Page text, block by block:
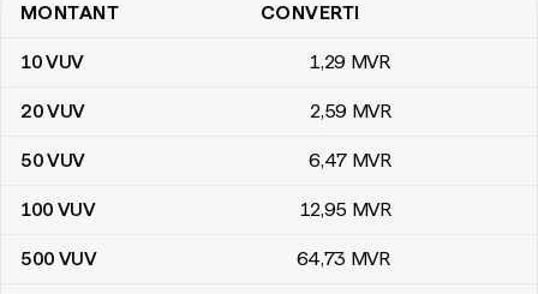
Table de conversion vatus vanuatuans vers rufiyaas maldiviennes
MONTANT CONVERTI
10VUV 1,29 MVR
20VUV 2,59 MVR
50VUV 6,47 MVR
100 VUV 12,95 MVR
500 VUV 64,73 MVR